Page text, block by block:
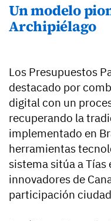
Un modelo
Archipiélago
Los Presupuestos
destacado por
digital con un
recuperando la
implementado en
herramientas
sistema sitúa a
innovadores de
participación